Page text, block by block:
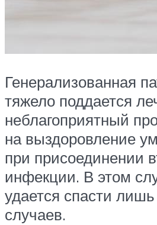
Генерализованная
тяжело поддается
неблагоприятный
на выздоровление
при присоединении
инфекции. В этом
удается спасти
случаев.